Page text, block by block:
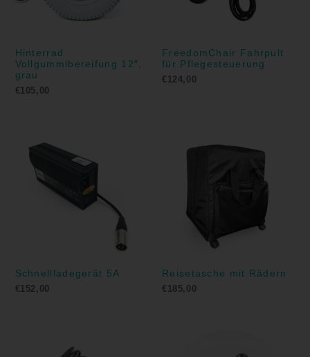
Hinterrad
Vollgummibereifung 12″,
grau
€105,00
FreedomChair Fahrpult
für Pflegesteuerung
€ 124,00
Schnellladegerät 5A
€152,00
Reisetasche mit Rädern
€ 185,00